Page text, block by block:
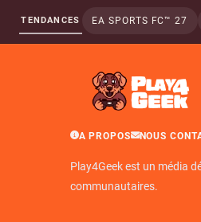
TENDANCES EA SPORTS FC™ 27
A PROPOS NOUS
Play4Geek est un média
communautaires.